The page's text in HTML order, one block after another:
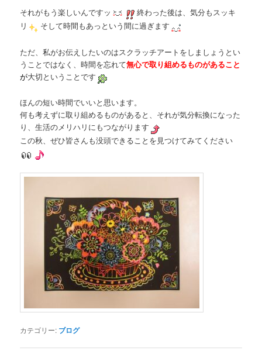
それがもう楽しいんですッ
終わった後は、気分もスッキ
リ
そして時間もあっという間に過ぎます
ただ、私がお伝えしたいのはスクラッチアートをしましょうとい
うことではなく、時間を忘れて無心で取り組めるものがあること
が大切ということです
ほんの短い時間でいいと思います。
何も考えずに取り組めるものがあると、それが気分転換になった
り、生活のメリハリにもつながります
この秋、ぜひ皆さんも没頭できることを見つけてみてください
カテゴリー: ブログ